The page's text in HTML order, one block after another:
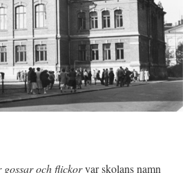
och flickorvar skolans namn